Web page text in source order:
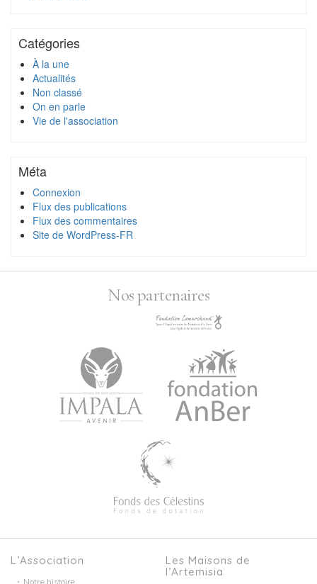
Catégories
À la une
Actualités
Non classé
On en parle
Vie de l'association
Méta
Connexion
Flux des publications
Flux des commentaires
Site de WordPress-FR
Nos partenaires
L’Association
Notre histoire
Les Maisons de
l’Artemisia